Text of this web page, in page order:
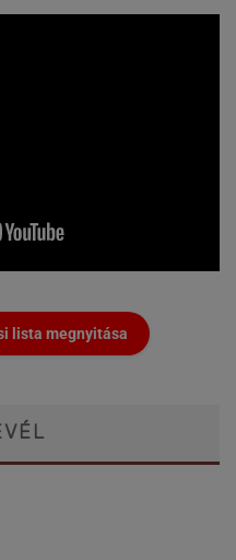
lista megnyitása